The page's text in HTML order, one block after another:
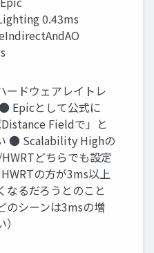
0.43ms
ードウェアレイトレ
Epicとして公式に
Distance Fieldで」と
● Scalability Highの
どちらでも設定
の方が3ms以上
なるだろうとのこと
のシーンは3msの増